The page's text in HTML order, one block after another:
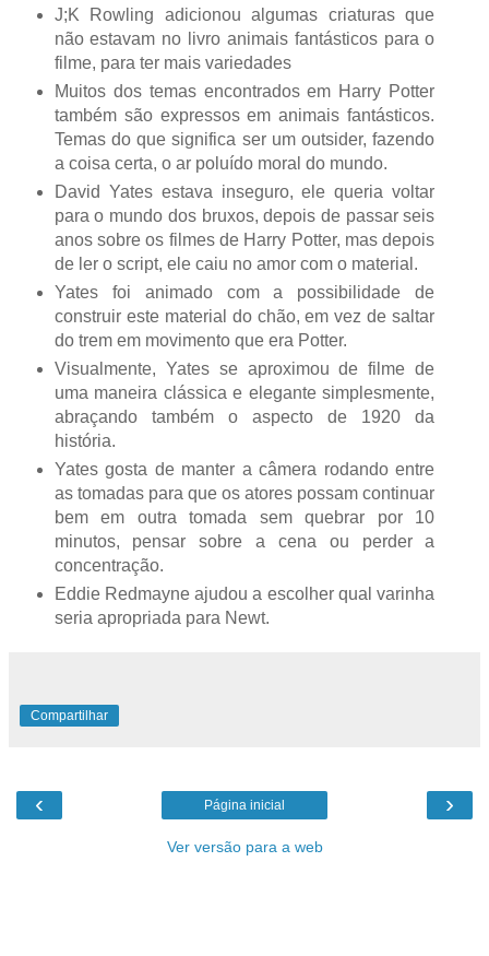
J;K Rowling adicionou algumas criaturas que
não estavam no livro animais fantásticos para o
filme, para ter mais variedades
Muitos dos temas encontrados em Harry Potter
também são expressos em animais fantásticos.
Temas do que significa ser um outsider, fazendo
a coisa certa, o ar poluído moral do mundo.
David Yates estava inseguro, ele queria voltar
para o mundo dos bruxos, depois de passar seis
anos sobre os filmes de Harry Potter, mas depois
de ler o script, ele caiu no amor com o material.
Yates foi animado com a possibilidade de
construir este material do chão, em vez de saltar
do trem em movimento que era Potter.
Visualmente, Yates se aproximou de filme de
uma maneira clássica e elegante simplesmente,
abraçando também o aspecto de 1920 da
história.
Yates gosta de manter a câmera rodando entre
as tomadas para que os atores possam continuar
bem em outra tomada sem quebrar por 10
minutos, pensar sobre a cena ou perder a
concentração.
Eddie Redmayne ajudou a escolher qual varinha
seria apropriada para Newt.
Compartilhar
‹ ›
Página inicial
Ver versão para a web